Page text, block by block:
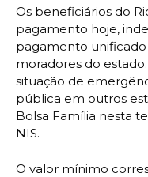
Os beneficiários do
pagamento hoje,
pagamento
moradores do
situação de
pública em outros
Bolsa Família nesta
NIS.
O valor mínimo